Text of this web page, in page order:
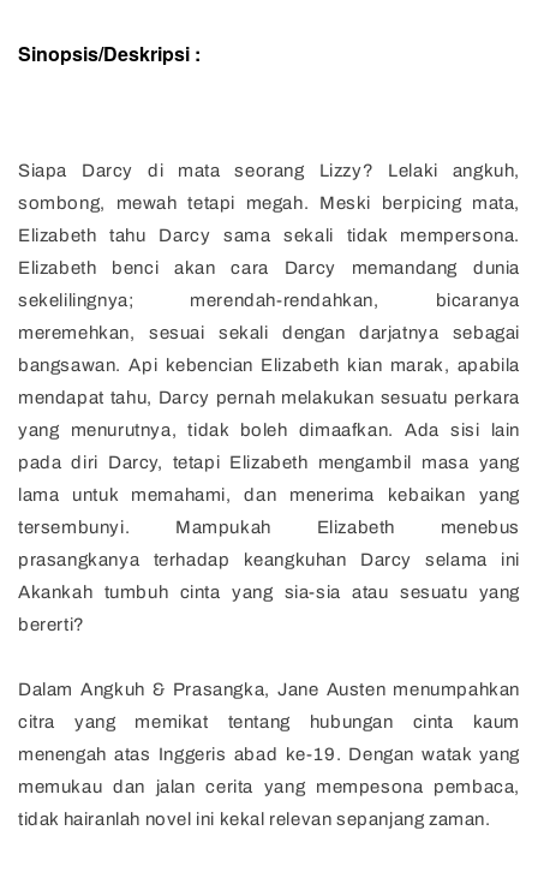
Sinopsis/Deskripsi :
Siapa Darcy di mata seorang Lizzy? Lelaki angkuh,
sombong, mewah tetapi megah. Meski berpicing mata,
Elizabeth tahu Darcy sama sekali tidak mempersona.
Elizabeth benci akan cara Darcy memandang dunia
sekelilingnya; merendah-rendahkan, bicaranya
meremehkan, sesuai sekali dengan darjatnya sebagai
bangsawan. Api kebencian Elizabeth kian marak, apabila
mendapat tahu, Darcy pernah melakukan sesuatu perkara
yang menurutnya, tidak boleh dimaafkan. Ada sisi lain
pada diri Darcy, tetapi Elizabeth mengambil masa yang
lama untuk memahami, dan menerima kebaikan yang
tersembunyi. Mampukah Elizabeth menebus
prasangkanya terhadap keangkuhan Darcy selama ini
Akankah tumbuh cinta yang sia-sia atau sesuatu yang
bererti?
Dalam Angkuh & Prasangka, Jane Austen menumpahkan
citra yang memikat tentang hubungan cinta kaum
menengah atas Inggeris abad ke-19. Dengan watak yang
memukau dan jalan cerita yang mempesona pembaca,
tidak hairanlah novel ini kekal relevan sepanjang zaman.